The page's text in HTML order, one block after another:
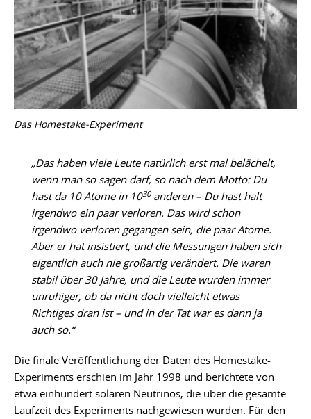
Das Homestake-Experiment
„Das haben viele Leute natürlich erst mal belächelt,
wenn man so sagen darf, so nach dem Motto: Du
hast da 10 Atome in 1030anderen – Du hast halt
irgendwo ein paar verloren. Das wird schon
irgendwo verloren gegangen sein, die paar Atome.
Aber er hat insistiert, und die Messungen haben sich
eigentlich auch nie großartig verändert. Die waren
stabil über 30 Jahre, und die Leute wurden immer
unruhiger, ob da nicht doch vielleicht etwas
Richtiges dran ist – und in der Tat war es dann ja
auch so.“
Die finale Veröffentlichung der Daten des Homestake-
Experiments erschien im Jahr 1998 und berichtete von
etwa einhundert solaren Neutrinos, die über die gesamte
Laufzeit des Experiments nachgewiesen wurden. Für den